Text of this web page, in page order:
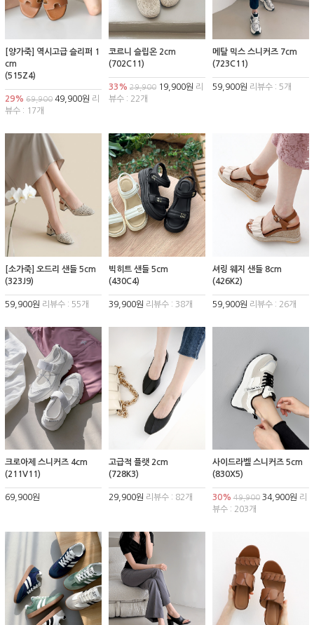
[양가죽] 역시고급 슬리퍼 1
cm
(515Z4)
29% 69,900 49,900원 리
뷰수 : 17개
코르니 슬립온 2cm
(702C11)
33% 29,90019,900원 리
뷰수 : 22개
메탈 믹스 스니커즈 7cm
(723C11)
59,900원 리뷰수 : 5개
[소가죽] 오드리 샌들 5cm
(323J9)
59,900원 리뷰수 : 55개
빅히트 샌들 5cm
(430C4)
39,900원 리뷰수 : 38개
셔링 웨지 샌들 8cm
(426K2)
59,900원 리뷰수 : 26개
크로아제 스니커즈 4cm
(211V11)
69,900원
고급적 플랫 2cm
(728K3)
29,900원 리뷰수 : 82개
사이드라벨 스니커즈 5cm
(830X5)
30% 49,90034,900원 리
뷰수 : 203개